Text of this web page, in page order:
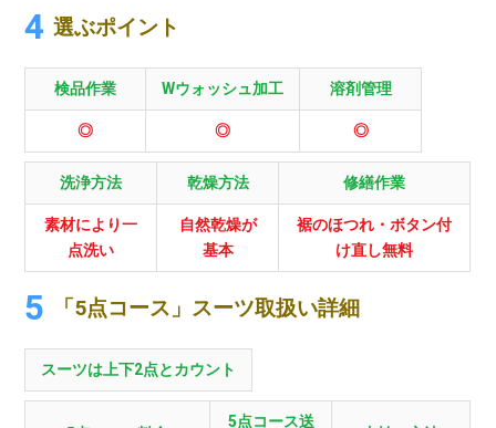
選ぶポイント
検品作業 Wウォッシュ加工 溶剤管理
◎ ◎ ◎
洗浄方法 乾燥方法 修繕作業
素材により一
点洗い
自然乾燥が
基本
裾のほつれ・ボタン付
け直し無料
「5点コース」スーツ取扱い詳細
スーツは上下2点とカウント
5点コース送